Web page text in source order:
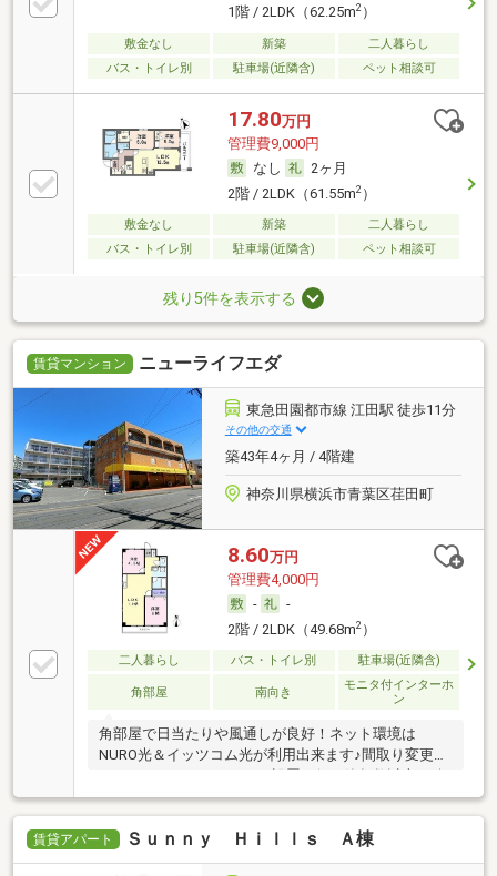
1階 / 2LDK（62.25m2）
敷金なし 新築
二人暮らし
バス・トイレ別
駐車場(近隣含) ペット相談可
17.80万円
管理費9,000円
なし
2ヶ月
2階 / 2LDK（61.55m2）
敷金なし 新築
二人暮らし
バス・トイレ別
駐車場(近隣含) ペット相談可
残り5件を表示する
賃貸マンション ニューライフエダ
東急田園都市線 江田駅 徒歩11分
その他の交通
築43年4ヶ月 / 4階建
神奈川県横浜市青葉区荏田町
8.60万円
管理費4,000円
-
-
2階 / 2LDK（49.68m2）
二人暮らし バス・トイレ別 駐車場(近隣含)
角部屋 南向き
モニタ付インターホ
ン
角部屋で日当たりや風通しが良好！ネット環境は
NURO光＆イッツコム光が利用出来ます♪間取り変更や
麗な室内！
賃貸アパート Ｓｕｎｎｙ Ｈｉｌｌｓ Ａ棟